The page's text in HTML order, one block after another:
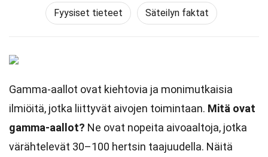
Fyysiset tieteet Säteilyn faktat
Gamma-aallot ovat kiehtovia ja monimutkaisia
ilmiöitä, jotka liittyvät aivojen toimintaan. Mitä ovat
gamma-aallot? Ne ovat nopeita aivoaaltoja, jotka
värähtelevät 30–100 hertsin taajuudella. Näitä